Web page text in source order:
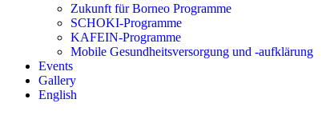
Zukunft für Borneo Programme
SCHOKI-Programme
KAFEIN-Programme
Mobile Gesundheitsversorgung und -aufklärung
Events
Gallery
English